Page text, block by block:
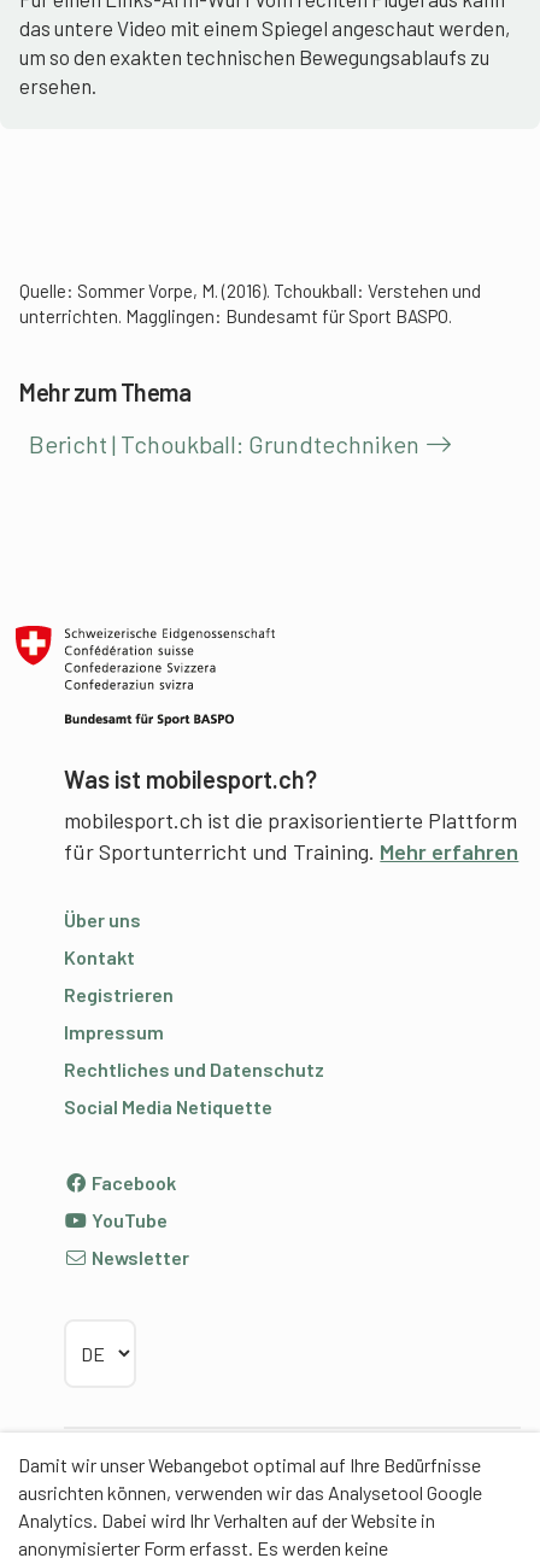
Damit wir unser Webangebot optimal auf Ihre Bedürfnisse
ausrichten können, verwenden wir das Analysetool Google
Analytics. Dabei wird Ihr Verhalten auf der Website in
anonymisierter Form erfasst. Es werden keine
das untere Video mit einem Spiegel angeschaut werden,
um so den exakten technischen Bewegungsablaufs zu
ersehen.
Quelle: Sommer Vorpe, M. (2016). Tchoukball: Verstehen und
unterrichten. Magglingen: Bundesamt für Sport BASPO.
Mehr zum Thema
Bericht | Tchoukball: Grundtechniken
Was ist mobilesport.ch?
mobilesport.ch ist die praxisorientierte Plattform
für Sportunterricht und Training. Mehr erfahren
Über uns
Kontakt
Registrieren
Impressum
Rechtliches und Datenschutz
Social Media Netiquette
Facebook
YouTube
Newsletter
Partner